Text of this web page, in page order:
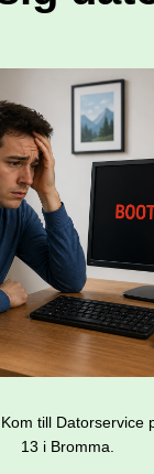
till Datorservice
13 i Bromma.